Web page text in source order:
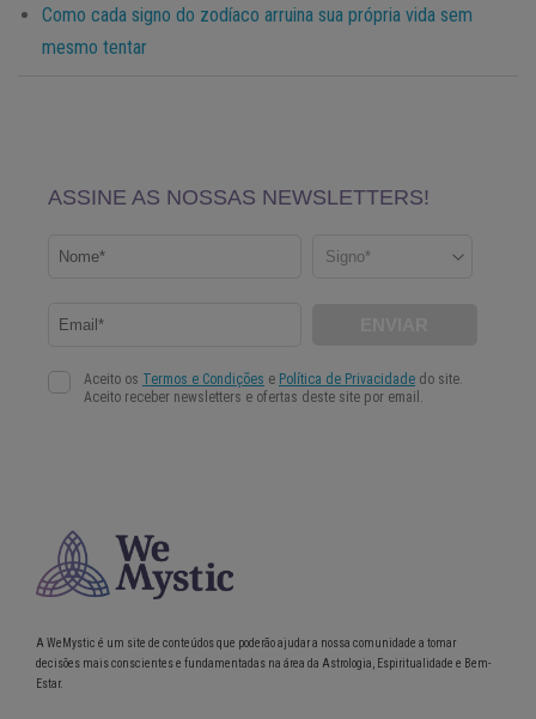
Como cada signo do zodíaco arruina sua própria vida sem
mesmo tentar
A WeMystic é um site de conteúdos que poderão ajudar a nossa comunidade a tomar
decisões mais conscientes e fundamentadas na área da Astrologia, Espiritualidade e Bem-
Estar.